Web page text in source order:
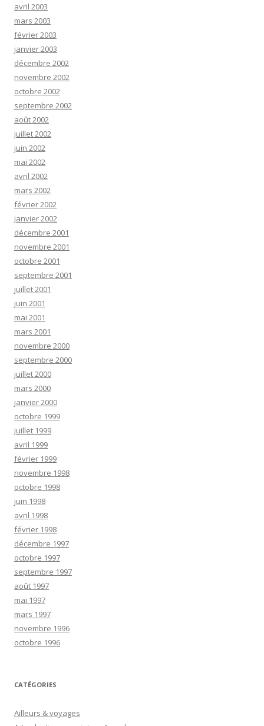
avril 2003
mars 2003
février 2003
janvier 2003
décembre 2002
novembre 2002
octobre 2002
septembre 2002
août 2002
juillet 2002
juin 2002
mai 2002
avril 2002
mars 2002
février 2002
janvier 2002
décembre 2001
novembre 2001
octobre 2001
septembre 2001
juillet 2001
juin 2001
mai 2001
mars 2001
novembre 2000
septembre 2000
juillet 2000
mars 2000
janvier 2000
octobre 1999
juillet 1999
avril 1999
février 1999
novembre 1998
octobre 1998
juin 1998
avril 1998
février 1998
décembre 1997
octobre 1997
septembre 1997
août 1997
mai 1997
mars 1997
novembre 1996
octobre 1996
CATÉGORIES
Ailleurs & voyages